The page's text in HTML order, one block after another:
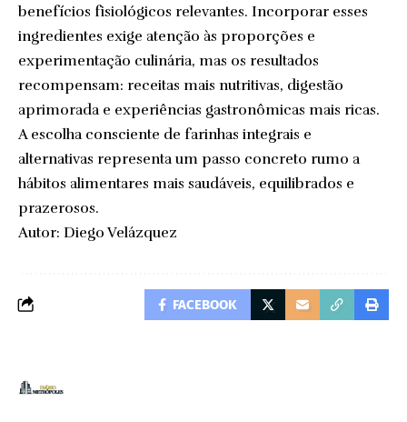
benefícios fisiológicos relevantes. Incorporar esses
ingredientes exige atenção às proporções e
experimentação culinária, mas os resultados
recompensam: receitas mais nutritivas, digestão
aprimorada e experiências gastronômicas mais ricas.
A escolha consciente de farinhas integrais e
alternativas representa um passo concreto rumo a
hábitos alimentares mais saudáveis, equilibrados e
prazerosos.
Autor: Diego Velázquez
FACEBOOK